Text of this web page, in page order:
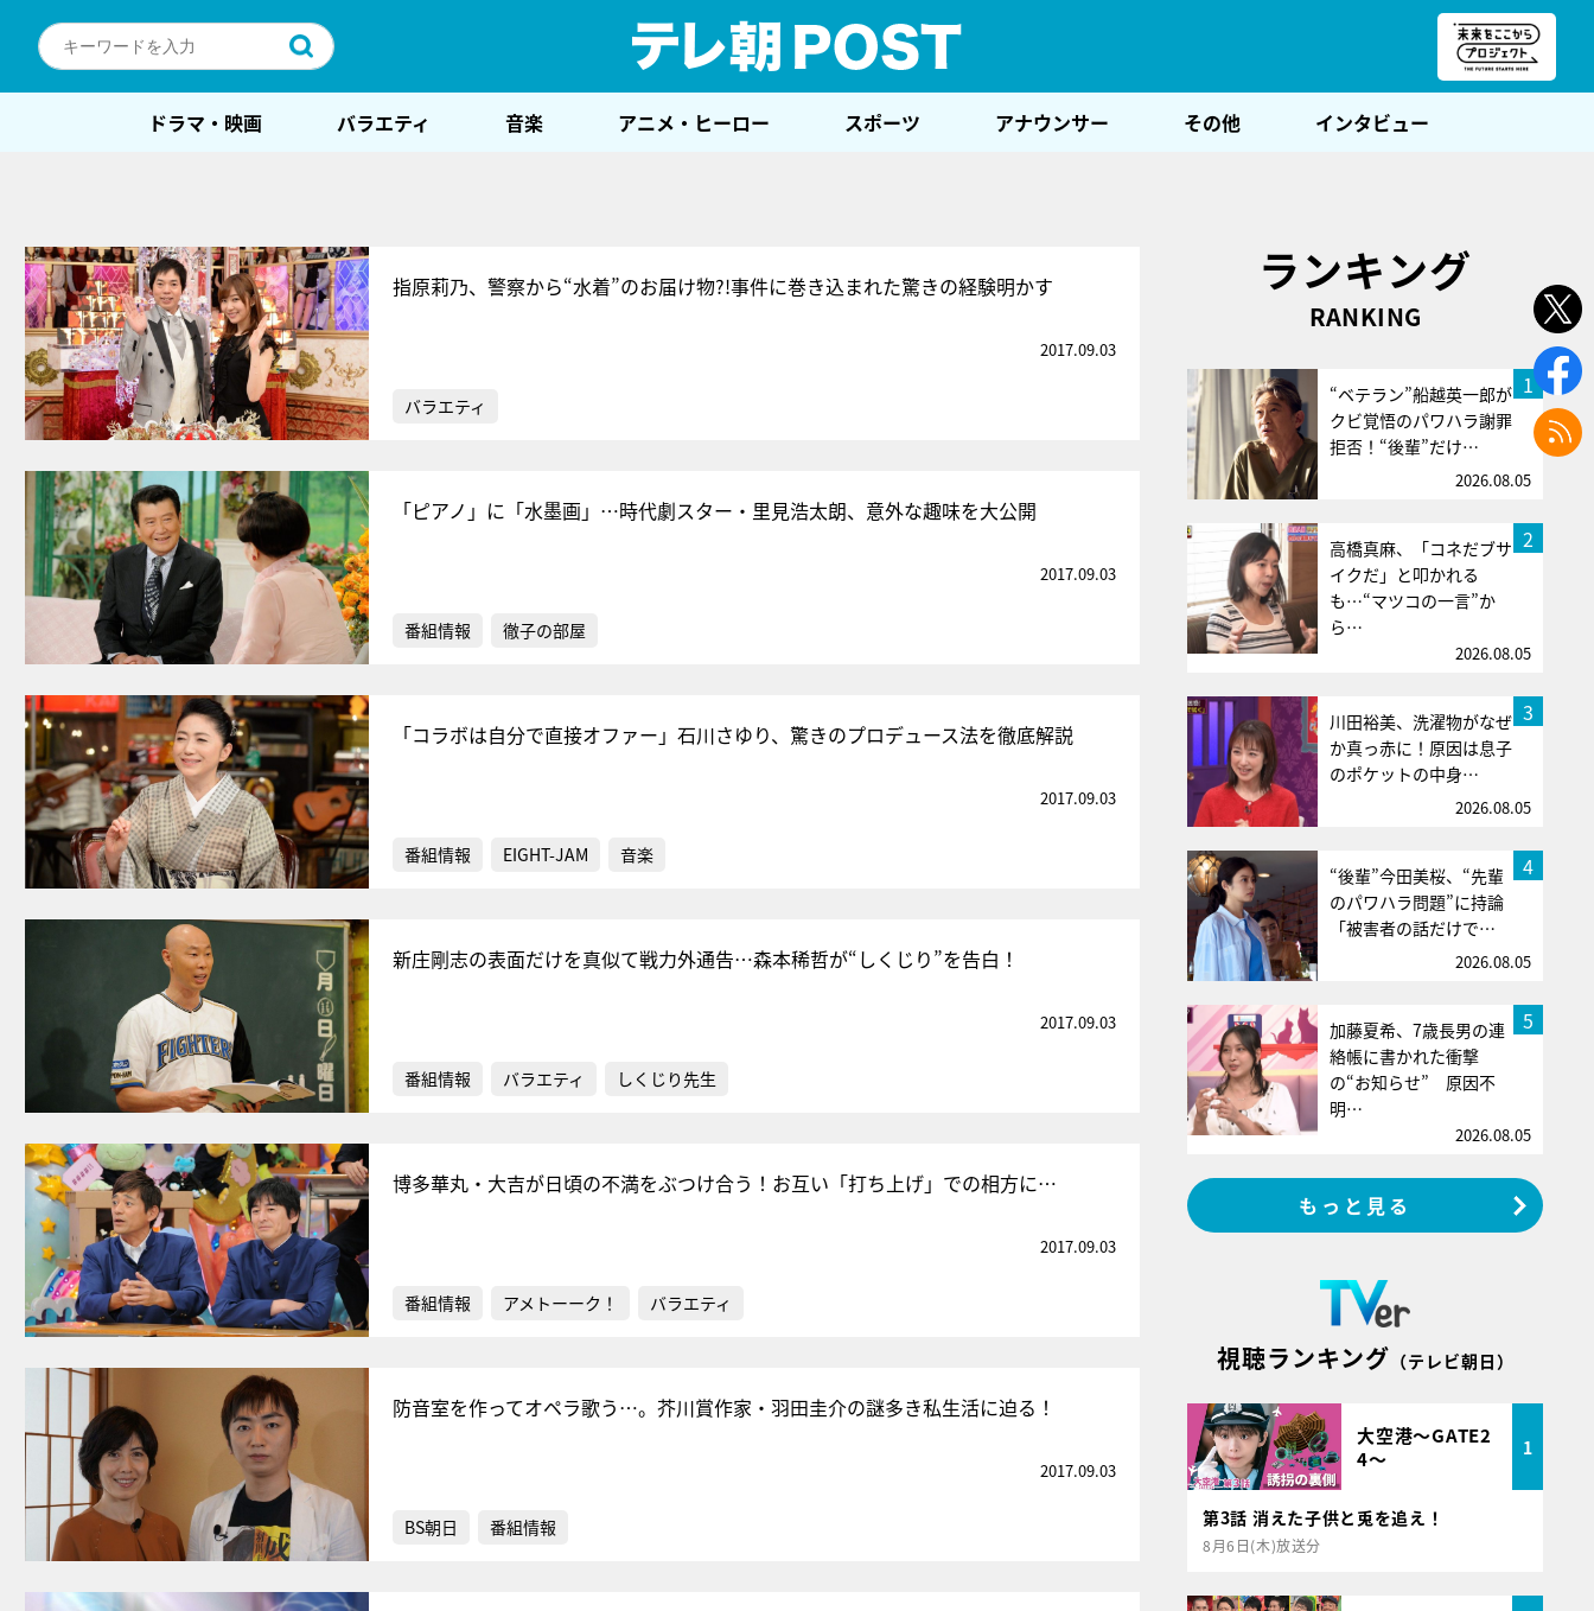
ドラマ・映画 バラエティ 音楽 アニメ・ヒーロー スポーツ アナウンサー その他 インタビュー
指原莉乃、警察から“水着”のお届け物?!事件に巻き込まれた驚きの経験明かす
2017.09.03
バラエティ
「ピアノ」に「水墨画」…時代劇スター・里見浩太朗、意外な趣味を大公開
2017.09.03
番組情報 徹子の部屋
「コラボは自分で直接オファー」石川さゆり、驚きのプロデュース法を徹底解説
2017.09.03
番組情報 EIGHT-JAM 音楽
新庄剛志の表面だけを真似て戦力外通告…森本稀哲が“しくじり”を告白！
2017.09.03
番組情報 バラエティ しくじり先生
博多華丸・大吉が日頃の不満をぶつけ合う！お互い「打ち上げ」での相方に…
2017.09.03
番組情報 アメトーーク！ バラエティ
防音室を作ってオペラ歌う…。芥川賞作家・羽田圭介の謎多き私生活に迫る！
2017.09.03
BS朝日 番組情報
ランキング
RANKING
1
“ベテラン”船越英一郎が
クビ覚悟のパワハラ謝罪
拒否！“後輩”だけ…
2026.08.05
2
高橋真麻、「コネだブサ
イクだ」と叩かれる
も…“マツコの一言”か
ら…
2026.08.05
3
川田裕美、洗濯物がなぜ
か真っ赤に！原因は息子
のポケットの中身…
2026.08.05
4
“後輩”今田美桜、“先輩
のパワハラ問題”に持論
「被害者の話だけで…
2026.08.05
5
加藤夏希、7歳長男の連
絡帳に書かれた衝撃
の“お知らせ” 原因不
明…
2026.08.05
もっと見る
視聴ランキング （テレビ朝日）
大空港～GATE2
4～
1
第3話 消えた子供と兎を追え！
8月6日(木)放送分